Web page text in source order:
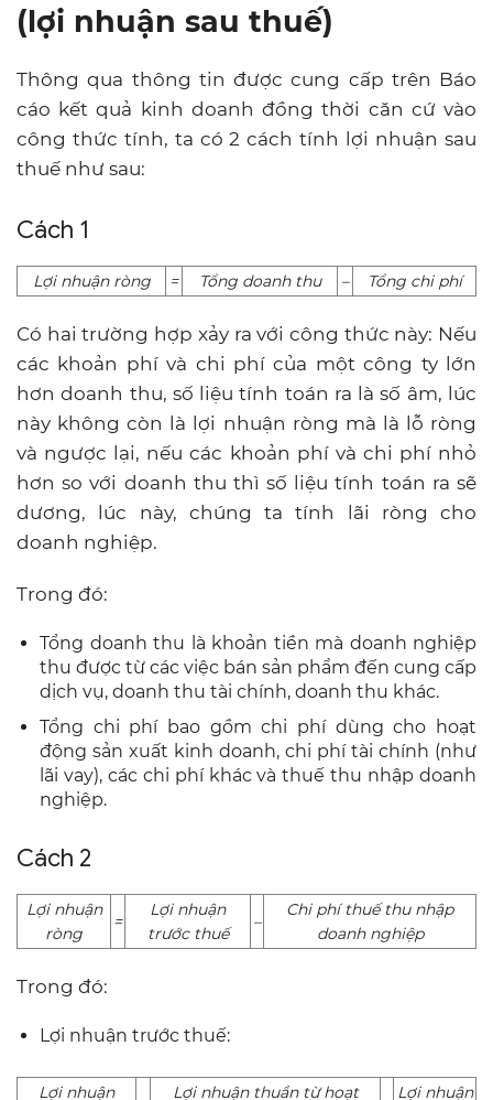
(lợi nhuận sau thuế)
Thông qua thông tin được cung cấp trên Báo
cáo kết quả kinh doanh đồng thời căn cứ vào
công thức tính, ta có 2 cách tính lợi nhuận sau
thuế như sau:
Cách 1
Lợi nhuận ròng = Tổng doanh thu – Tổng chi phí
Có hai trường hợp xảy ra với công thức này: Nếu
các khoản phí và chi phí của một công ty lớn
hơn doanh thu, số liệu tính toán ra là số âm, lúc
này không còn là lợi nhuận ròng mà là lỗ ròng
và ngược lại, nếu các khoản phí và chi phí nhỏ
hơn so với doanh thu thì số liệu tính toán ra sẽ
dương, lúc này, chúng ta tính lãi ròng cho
doanh nghiệp.
Trong đó:
Tổng doanh thu là khoản tiền mà doanh nghiệp
thu được từ các việc bán sản phẩm đến cung cấp
dịch vụ, doanh thu tài chính, doanh thu khác.
Tổng chi phí bao gồm chi phí dùng cho hoạt
động sản xuất kinh doanh, chi phí tài chính (như
lãi vay), các chi phí khác và thuế thu nhập doanh
nghiệp.
Cách 2
Lợi nhuận
ròng
=
Lợi nhuận
trước thuế
–
Chi phí thuế thu nhập
doanh nghiệp
Trong đó:
Lợi nhuận trước thuế:
Lợi nhuận Lợi nhuận thuần từ hoạt Lợi nhuận